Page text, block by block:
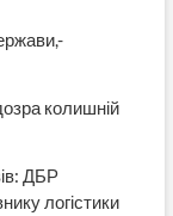
колишній
ДБР
логістики